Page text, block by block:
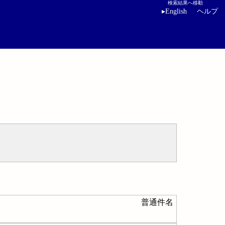
検索結果へ移動
▸English ヘルプ
普通件名